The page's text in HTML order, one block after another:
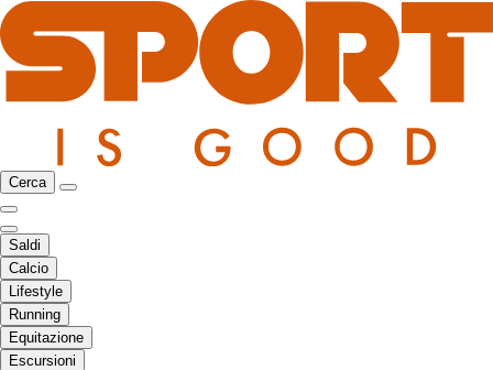
Cerca
Saldi
Calcio
Lifestyle
Running
Equitazione
Escursioni